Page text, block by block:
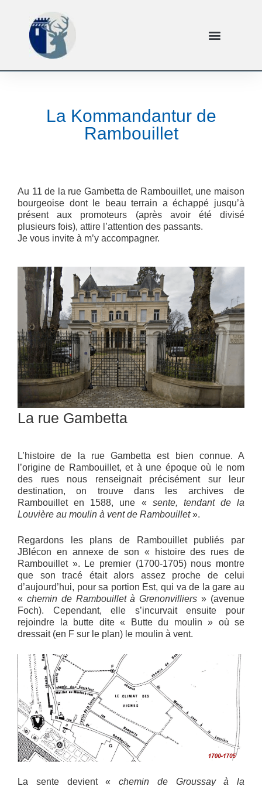
La Kommandantur de
Rambouillet
Au 11 de la rue Gambetta de Rambouillet, une maison
bourgeoise dont le beau terrain a échappé jusqu’à
présent aux promoteurs (après avoir été divisé
plusieurs fois), attire l’attention des passants.
Je vous invite à m’y accompagner.
La rue Gambetta
L’histoire de la rue Gambetta est bien connue. A
l’origine de Rambouillet, et à une époque où le nom
des rues nous renseignait précisément sur leur
destination, on trouve dans les archives de
Rambouillet en 1588, une « sente, tendant de la
Louvière au moulin à vent de Rambouillet».
Regardons les plans de Rambouillet publiés par
JBlécon en annexe de son « histoire des rues de
Rambouillet ». Le premier (1700-1705) nous montre
que son tracé était alors assez proche de celui
d’aujourd’hui, pour sa portion Est, qui va de la gare au
« chemin de Rambouillet à Grenonvilliers» (avenue
Foch). Cependant, elle s’incurvait ensuite pour
rejoindre la butte dite « Butte du moulin » où se
dressait (en F sur le plan) le moulin à vent.
La sente devient « chemin de Groussay à la